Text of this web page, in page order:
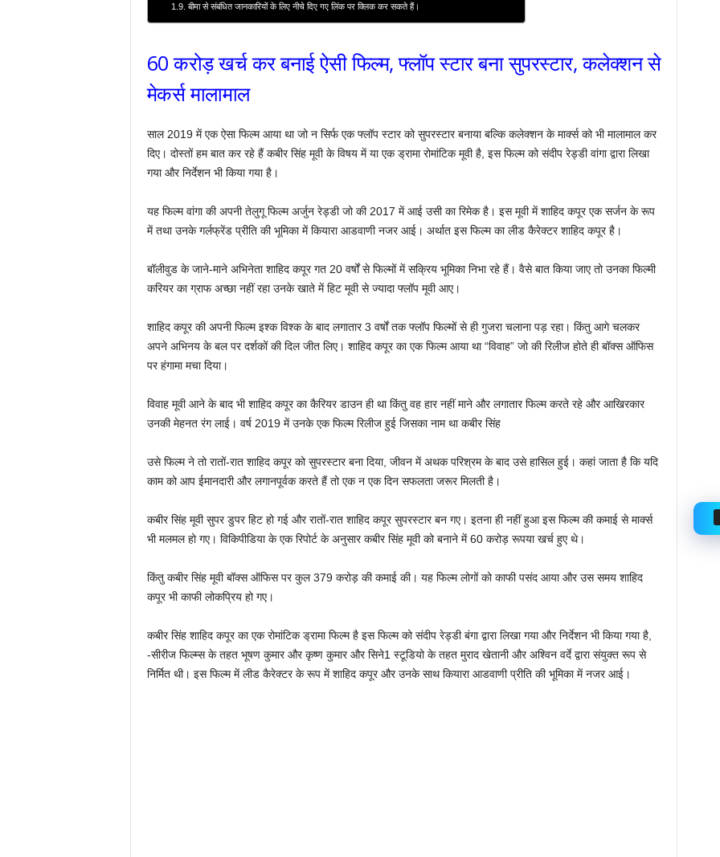
बीमा से संबंधित जानकारियों के लिए नीचे दिए गए लिंक पर क्लिक कर सकते हैं।
60 करोड़ खर्च कर बनाई ऐसी फिल्म, फ्लॉप स्टार बना सुपरस्टार, कलेक्शन से
मेकर्स मालामाल
साल 2019 में एक ऐसा फिल्म आया था जो न सिर्फ एक फ्लॉप स्टार को सुपरस्टार बनाया बल्कि कलेक्शन के मार्क्स को भी मालामाल कर
दिए। दोस्तों हम बात कर रहे हैं कबीर सिंह मूवी के विषय में या एक ड्रामा रोमांटिक मूवी है, इस फिल्म को संदीप रेड्डी वांगा द्वारा लिखा
गया और निर्देशन भी किया गया है।
यह फिल्म वांगा की अपनी तेलुगू फिल्म अर्जुन रेड्डी जो की 2017 में आई उसी का रिमेक है। इस मूवी में शाहिद कपूर एक सर्जन के रूप
में तथा उनके गर्लफ्रेंड प्रीति की भूमिका में कियारा आडवाणी नजर आई। अर्थात इस फिल्म का लीड कैरेक्टर शाहिद कपूर है।
बॉलीवुड के जाने-माने अभिनेता शाहिद कपूर गत 20 वर्षों से फिल्मों में सक्रिय भूमिका निभा रहे हैं। वैसे बात किया जाए तो उनका फिल्मी
करियर का ग्राफ अच्छा नहीं रहा उनके खाते में हिट मूवी से ज्यादा फ्लॉप मूवी आए।
शाहिद कपूर की अपनी फिल्म इश्क विश्क के बाद लगातार 3 वर्षों तक फ्लॉप फिल्मों से ही गुजरा चलाना पड़ रहा। किंतु आगे चलकर
अपने अभिनय के बल पर दर्शकों की दिल जीत लिए। शाहिद कपूर का एक फिल्म आया था “विवाह” जो की रिलीज होते ही बॉक्स ऑफिस
पर हंगामा मचा दिया।
विवाह मूवी आने के बाद भी शाहिद कपूर का कैरियर डाउन ही था किंतु वह हार नहीं माने और लगातार फिल्म करते रहे और आखिरकार
उनकी मेहनत रंग लाई। वर्ष 2019 में उनके एक फिल्म रिलीज हुई जिसका नाम था कबीर सिंह
उसे फिल्म ने तो रातों-रात शाहिद कपूर को सुपरस्टार बना दिया, जीवन में अथक परिश्रम के बाद उसे हासिल हुई। कहां जाता है कि यदि
काम को आप ईमानदारी और लगानपूर्वक करते हैं तो एक न एक दिन सफलता जरूर मिलती है।
कबीर सिंह मूवी सुपर डुपर हिट हो गई और रातों-रात शाहिद कपूर सुपरस्टार बन गए। इतना ही नहीं हुआ इस फिल्म की कमाई से मार्क्स
भी मलमल हो गए। विकिपीडिया के एक रिपोर्ट के अनुसार कबीर सिंह मूवी को बनाने में 60 करोड़ रूपया खर्च हुए थे।
किंतु कबीर सिंह मूवी बॉक्स ऑफिस पर कुल 379 करोड़ की कमाई की। यह फिल्म लोगों को काफी पसंद आया और उस समय शाहिद
कपूर भी काफी लोकप्रिय हो गए।
कबीर सिंह शाहिद कपूर का एक रोमांटिक ड्रामा फिल्म है इस फिल्म को संदीप रेड्डी बंगा द्वारा लिखा गया और निर्देशन भी किया गया है,
-सीरीज फिल्म्स के तहत भूषण कुमार और कृष्ण कुमार और सिने1 स्टूडियो के तहत मुराद खेतानी और अश्विन वर्दे द्वारा संयुक्त रूप से
निर्मित थी। इस फिल्म में लीड कैरेक्टर के रूप में शाहिद कपूर और उनके साथ कियारा आडवाणी प्रीति की भूमिका में नजर आई।